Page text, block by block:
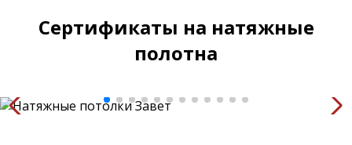
Сертификаты на натяжные
полотна